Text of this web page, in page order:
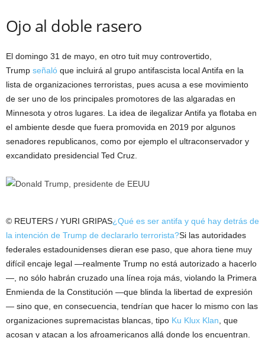
Ojo al doble rasero
El domingo 31 de mayo, en otro tuit muy controvertido,
Trump señaló que incluirá al grupo antifascista local Antifa en la
lista de organizaciones terroristas, pues acusa a ese movimiento
de ser uno de los principales promotores de las algaradas en
Minnesota y otros lugares. La idea de ilegalizar Antifa ya flotaba en
el ambiente desde que fuera promovida en 2019 por algunos
senadores republicanos, como por ejemplo el ultraconservador y
excandidato presidencial Ted Cruz.
© REUTERS / YURI GRIPAS¿Qué es ser antifa y qué hay detrás de
la intención de Trump de declararlo terrorista?Si las autoridades
federales estadounidenses dieran ese paso, que ahora tiene muy
difícil encaje legal —realmente Trump no está autorizado a hacerlo
—, no sólo habrán cruzado una línea roja más, violando la Primera
Enmienda de la Constitución —que blinda la libertad de expresión
— sino que, en consecuencia, tendrían que hacer lo mismo con las
organizaciones supremacistas blancas, tipo Ku Klux Klan , que
acosan y atacan a los afroamericanos allá donde los encuentran.